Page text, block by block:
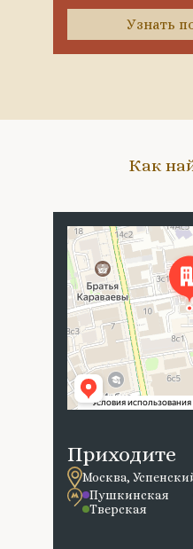
Узнать
Приходите
Москва,
Пушкинская
Тверская
Как
Москва
Успенский переулок, 4с5